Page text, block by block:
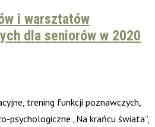
i warsztatów
dla seniorów w 2020
trening funkcji poznawczych,
psychologiczne „Na krańcu świata”,